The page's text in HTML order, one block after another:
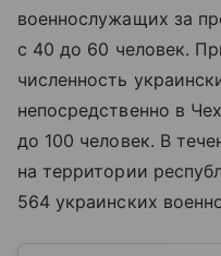
военнослужащих за
с 40 до 60 человек.
численность
непосредственно в
до 100 человек. В
на территории
564 украинских